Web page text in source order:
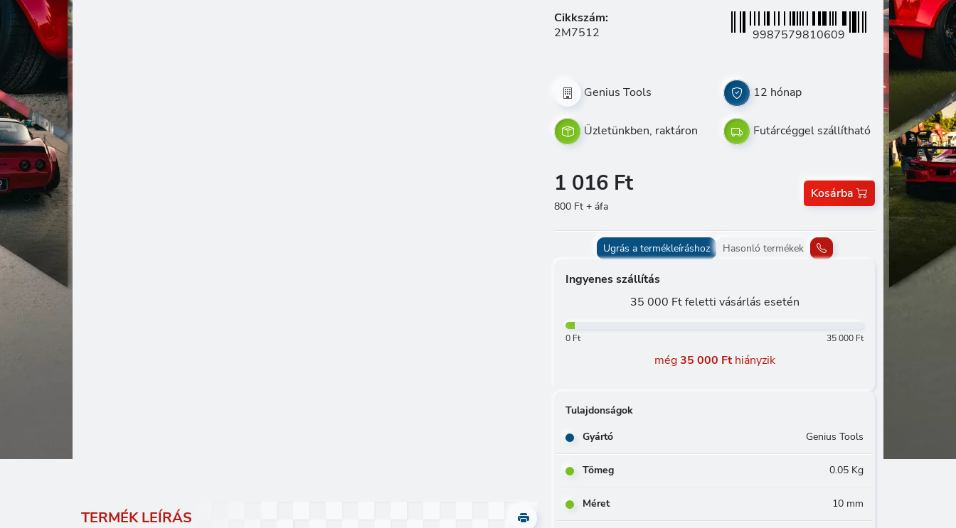
Cikkszám:
2M7512
9987579810609
TERMÉK LEÍRÁS
Genius Tools 12 hónap
Üzletünkben, raktáron Futárcéggel szállítható
1 016 Ft
800 Ft + áfa
Kosárba
Ugrás a termékleíráshoz Hasonló termékek
Ingyenes szállítás
35 000 Ft feletti vásárlás esetén
0 Ft 35 000 Ft
még35 000 Fthiányzik
Tulajdonságok
Gyártó
Genius Tools
Tömeg 0.05 Kg
Méret 10 mm